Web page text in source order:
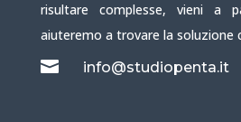
risultare complesse, vieni a
aiuteremo a trovare la soluzione
 info@studiopenta.it